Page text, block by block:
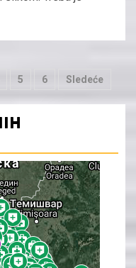
5 6 Sledeće